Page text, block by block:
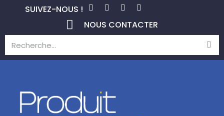
SUIVEZ-NOUS !
NOUS CONTACTER